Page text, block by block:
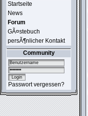
Startseite
News
Forum
GÃ¤stebuch
persÃ¶nlicher Kontakt
Community
Passwort vergessen?